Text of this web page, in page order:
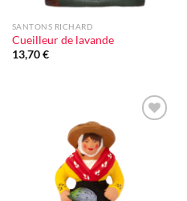
SANTONS RICHARD
Cueilleur de lavande
13,70€